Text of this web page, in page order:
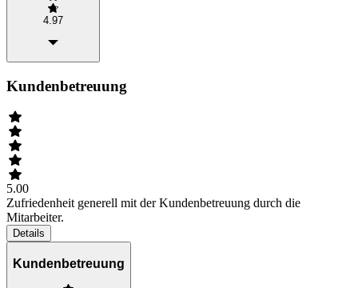
4.97
Kundenbetreuung
5.00
Zufriedenheit generell mit der Kundenbetreuung durch die
Mitarbeiter.
Details
Kundenbetreuung